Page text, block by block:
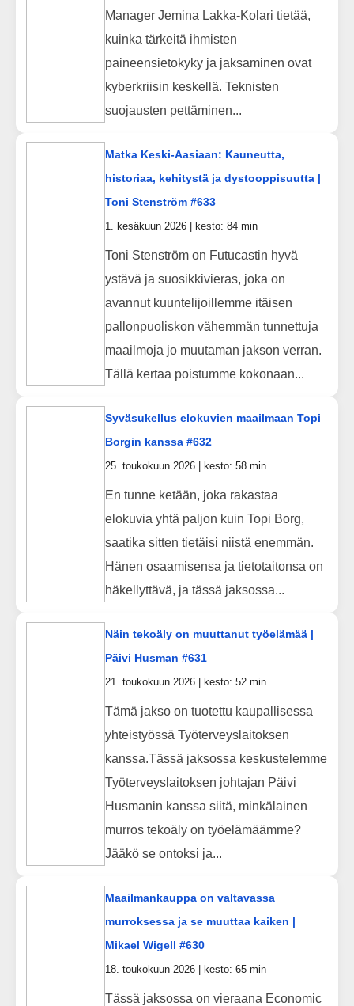
Manager Jemina Lakka-Kolari tietää,
kuinka tärkeitä ihmisten
paineensietokyky ja jaksaminen ovat
kyberkriisin keskellä. Teknisten
suojausten pettäminen...
Matka Keski-Aasiaan: Kauneutta,
historiaa, kehitystä ja dystooppisuutta |
Toni Stenström #633
1. kesäkuun 2026 | kesto: 84 min
Toni Stenström on Futucastin hyvä
ystävä ja suosikkivieras, joka on
avannut kuuntelijoillemme itäisen
pallonpuoliskon vähemmän tunnettuja
maailmoja jo muutaman jakson verran.
Tällä kertaa poistumme kokonaan...
Syväsukellus elokuvien maailmaan Topi
Borgin kanssa #632
25. toukokuun 2026 | kesto: 58 min
En tunne ketään, joka rakastaa
elokuvia yhtä paljon kuin Topi Borg,
saatika sitten tietäisi niistä enemmän.
Hänen osaamisensa ja tietotaitonsa on
häkellyttävä, ja tässä jaksossa...
Näin tekoäly on muuttanut työelämää |
Päivi Husman #631
21. toukokuun 2026 | kesto: 52 min
Tämä jakso on tuotettu kaupallisessa
yhteistyössä Työterveyslaitoksen
kanssa.Tässä jaksossa keskustelemme
Työterveyslaitoksen johtajan Päivi
Husmanin kanssa siitä, minkälainen
murros tekoäly on työelämäämme?
Jääkö se ontoksi ja...
Maailmankauppa on valtavassa
murroksessa ja se muuttaa kaiken |
Mikael Wigell #630
18. toukokuun 2026 | kesto: 65 min
Tässä jaksossa on vieraana Economic